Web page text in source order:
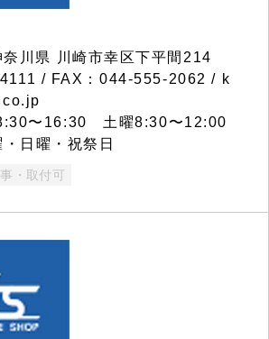
川県 川崎市幸区下平間214
/ FAX：044-555-2062 / k
〜16:30 土曜8:30〜12:00
日曜・祝祭日
・取付可